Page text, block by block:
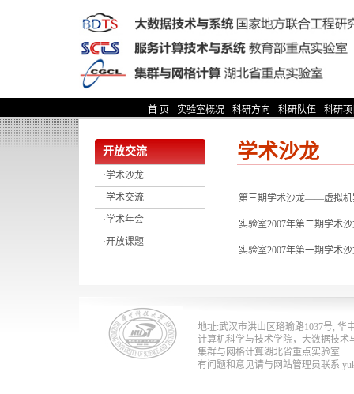
首 页 实验室概况 科研方向 科研队伍 科研
开放交流
·学术沙龙
·学术交流
·学术年会
·开放课题
学术沙龙
第三期学术沙龙——虚拟机
实验室2007年第二期学术
实验室2007年第一期学术
地址:武汉市洪山区珞瑜路1037号, 华
计算机科学与技术学院，大数据技
集群与网格计算湖北省重点实验室
有问题和意见请与网站管理员联系